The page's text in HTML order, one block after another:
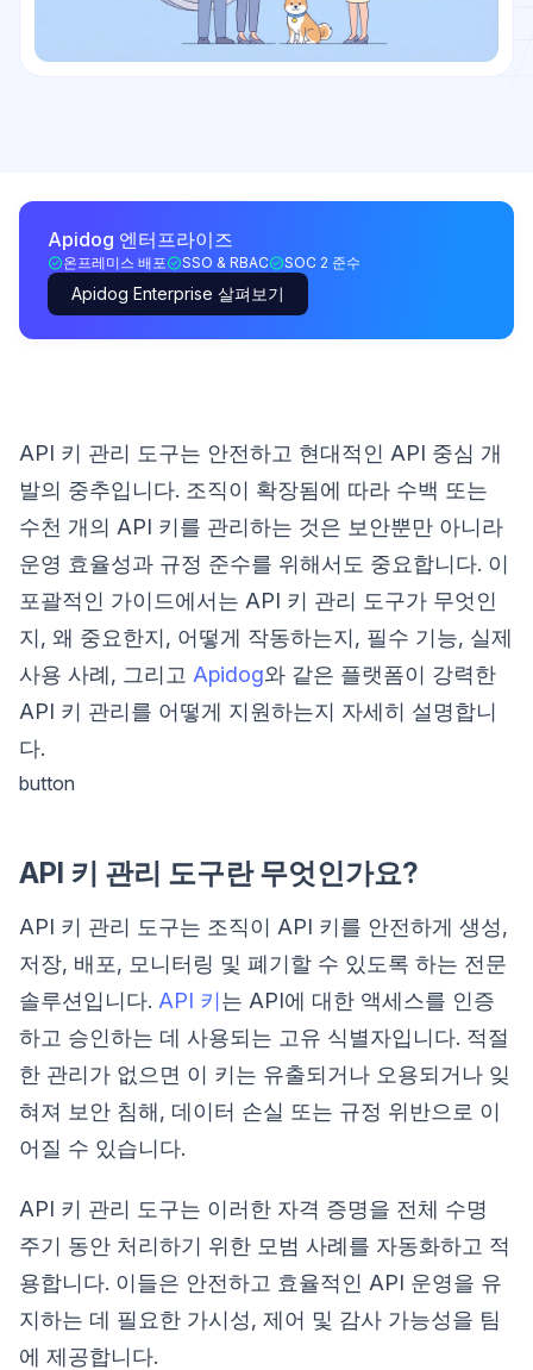
Apidog 엔터프라이즈
온프레미스 배포 SSO & RBAC SOC 2 준수
Apidog Enterprise 살펴보기
API 키 관리 도구는 안전하고 현대적인 API 중심 개
발의 중추입니다. 조직이 확장됨에 따라 수백 또는
수천 개의 API 키를 관리하는 것은 보안뿐만 아니라
운영 효율성과 규정 준수를 위해서도 중요합니다. 이
포괄적인 가이드에서는 API 키 관리 도구가 무엇인
지, 왜 중요한지, 어떻게 작동하는지, 필수 기능, 실제
사용 사례, 그리고 Apidog와 같은 플랫폼이 강력한
API 키 관리를 어떻게 지원하는지 자세히 설명합니
다.
button
API 키 관리 도구란 무엇인가요?
API 키 관리 도구는 조직이 API 키를 안전하게 생성,
저장, 배포, 모니터링 및 폐기할 수 있도록 하는 전문
솔루션입니다. API 키는 API에 대한 액세스를 인증
하고 승인하는 데 사용되는 고유 식별자입니다. 적절
한 관리가 없으면 이 키는 유출되거나 오용되거나 잊
혀져 보안 침해, 데이터 손실 또는 규정 위반으로 이
어질 수 있습니다.
API 키 관리 도구는 이러한 자격 증명을 전체 수명
주기 동안 처리하기 위한 모범 사례를 자동화하고 적
용합니다. 이들은 안전하고 효율적인 API 운영을 유
지하는 데 필요한 가시성, 제어 및 감사 가능성을 팀
에 제공합니다.